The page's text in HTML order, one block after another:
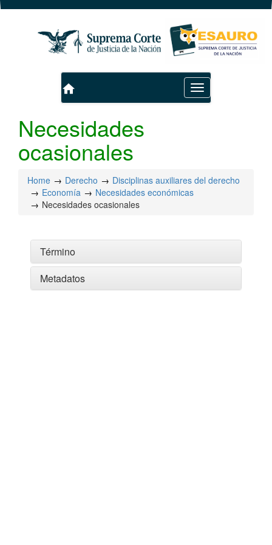
Toggle
navigation
home
Necesidades
ocasionales
Home Derecho
Disciplinas auxiliares del derecho
Economía
Necesidades económicas
Necesidades ocasionales
Término
Metadatos